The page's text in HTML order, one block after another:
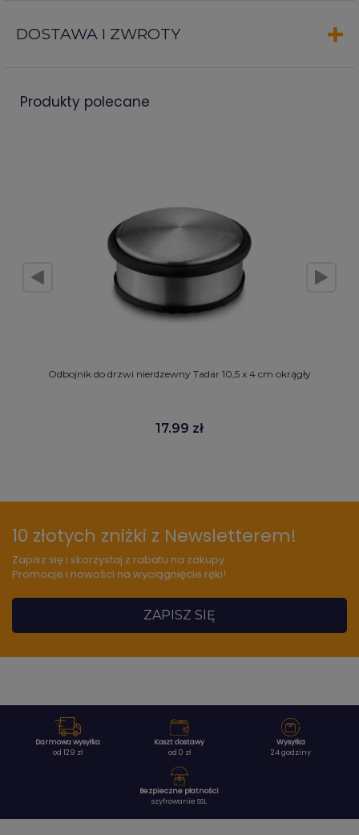
DOSTAWA I ZWROTY
produkty polecane
Odbojnik do drzwi nierdzewny Tadar 10,5 x 4 cm okrągły
17.99 zł
10 złotych zniżki z Newsletterem!
Zapisz się i skorzystaj z rabatu na zakupy.
Promocje i nowości na wyciągnięcie ręki!
ZAPISZ SIĘ
Darmowa wysyłka
od 129 zł
Koszt dostawy
od 0 zł
Wysyłka
24 godziny
Bezpieczne płatności
szyfrowanie SSL